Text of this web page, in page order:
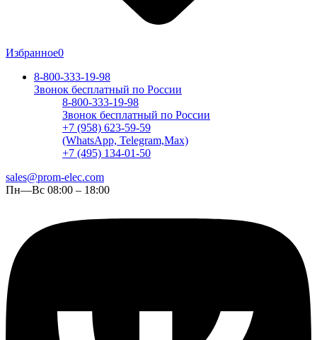
Избранное0
8-800-333-19-98
Звонок бесплатный по России
8-800-333-19-98
Звонок бесплатный по России
+7 (958) 623-59-59
(WhatsApp, Telegram,Max)
+7 (495) 134-01-50
sales@prom-elec.com
Пн—Вс 08:00 – 18:00